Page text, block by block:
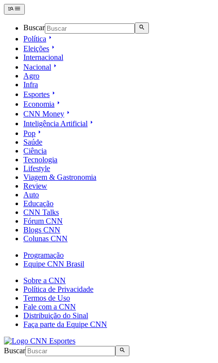
Buscar
Política
Eleições
Internacional
Nacional
Agro
Infra
Esportes
Economia
CNN Money
Inteligência Artificial
Pop
Saúde
Ciência
Tecnologia
Lifestyle
Viagem & Gastronomia
Review
Auto
Educação
CNN Talks
Fórum CNN
Blogs CNN
Colunas CNN
Programação
Equipe CNN Brasil
Sobre a CNN
Política de Privacidade
Termos de Uso
Fale com a CNN
Distribuição do Sinal
Faça parte da Equipe CNN
Buscar